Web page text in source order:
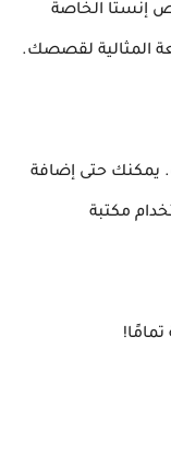
إنستا الخاصة
المثالية لقصصك.
يمكنك حتى إضافة
مكتبة